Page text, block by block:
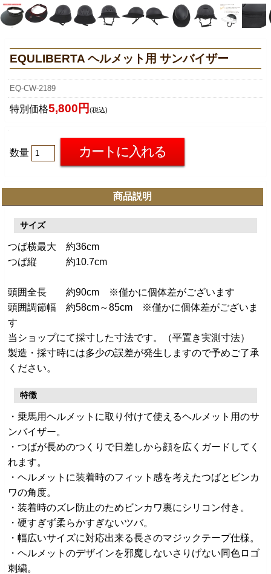
EQULIBERTA ヘルメット用 サンバイザー
EQ-CW-2189
特別価格5,800円 (税込)
数量
商品説明
サイズ
つば横最大 約36cm
つば縦 約10.7cm
頭囲全長 約90cm ※僅かに個体差がございます
頭囲調節幅 約58cm～85cm ※僅かに個体差がございま
す
当ショップにて採寸した寸法です。（平置き実測寸法）
製造・採寸時には多少の誤差が発生しますので予めご了承
ください。
特徴
・乗馬用ヘルメットに取り付けて使えるヘルメット用のサ
ンバイザー。
・つばが長めのつくりで日差しから顔を広くガードしてく
れます。
・ヘルメットに装着時のフィット感を考えたつばとビンカ
ワの角度。
・装着時のズレ防止のためビンカワ裏にシリコン付き。
・硬すぎず柔らかすぎないツバ。
・幅広いサイズに対応出来る長さのマジックテープ仕様。
・ヘルメットのデザインを邪魔しないさりげない同色ロゴ
刺繍。